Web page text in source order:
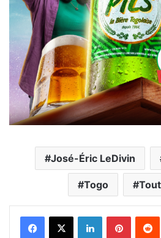
José-Éric LeDivin
Togo
FacebookX Linkedin Pinterest